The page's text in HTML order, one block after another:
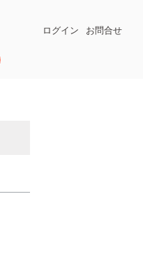
ログイン お問合せ